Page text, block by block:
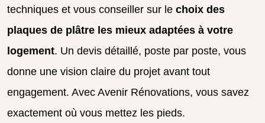
techniques et vous conseiller sur le choix des
plaques de plâtre les mieux adaptées à votre
logement. Un devis détaillé, poste par poste, vous
donne une vision claire du projet avant tout
engagement. Avec Avenir Rénovations, vous savez
exactement où vous mettez les pieds.